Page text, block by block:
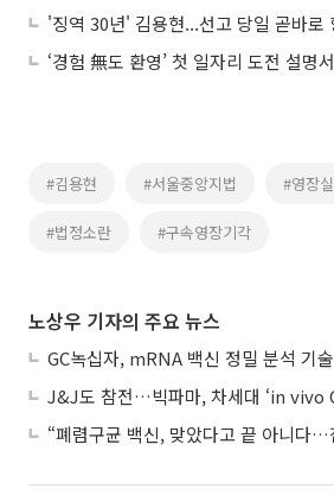
'징역 30년' 김용현...선고 당일 곧바로
‘경험 無도 환영’ 첫 일자리 도전 설명서
#김용현 #서울중앙지법 #영장
#법정소란 #구속영장기각
노상우 기자의 주요 뉴스
GC녹십자, mRNA 백신 정밀 분석 기